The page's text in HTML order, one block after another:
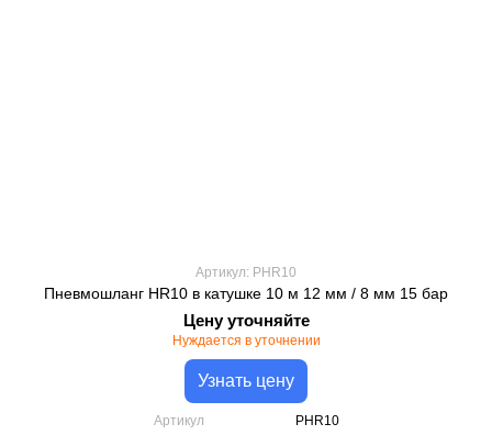
Артикул: PHR10
Пневмошланг HR10 в катушке 10 м 12 мм / 8 мм 15 бар
Цену уточняйте
Нуждается в уточнении
Узнать цену
Артикул
PHR10